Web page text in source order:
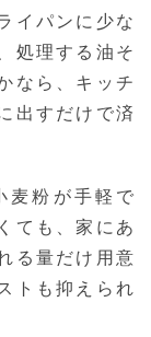
イパンに少な
処理する油そ
なら、キッチ
出すだけで済
麦粉が手軽で
ても、家にあ
る量だけ用意
トも抑えられ